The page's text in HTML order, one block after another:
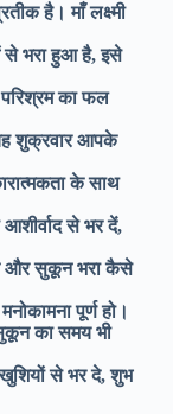
है। माँ लक्ष्मी
से भरा हुआ है, इसे
परिश्रम का फल
शुक्रवार आपके
के साथ
से भर दें,
और सुकून भरा कैसे
पूर्ण हो।
का समय भी
से भर दे, शुभ